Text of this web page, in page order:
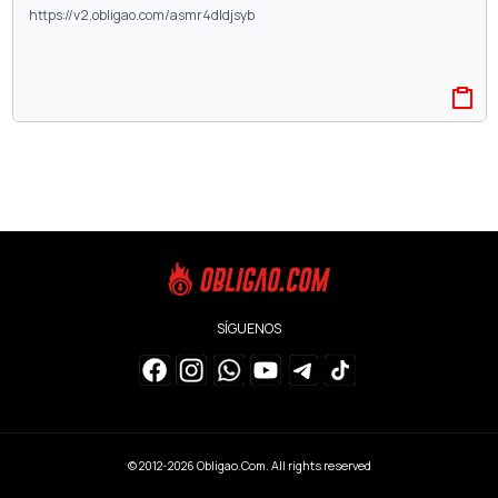
SÍGUENOS
© 2012-2026 Obligao.Com. All rights reserved